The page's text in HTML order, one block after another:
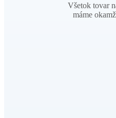
Všetok tovar
máme